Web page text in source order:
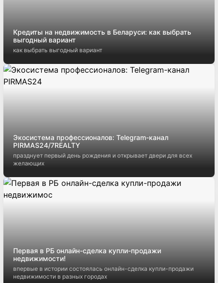
Кредиты на недвижимость в Беларуси: как выбрать
выгодный вариант
как выбрать выгодный вариант
Экосистема профессионалов: Telegram-канал
PIRMAS24/7REALTY
празднует первый день рождения и открывает двери для всех
желающих
Первая в РБ онлайн-сделка купли-продажи
недвижимости!
впервые в истории состоялась онлайн-сделка купли-продажи
недвижимости в разных городах